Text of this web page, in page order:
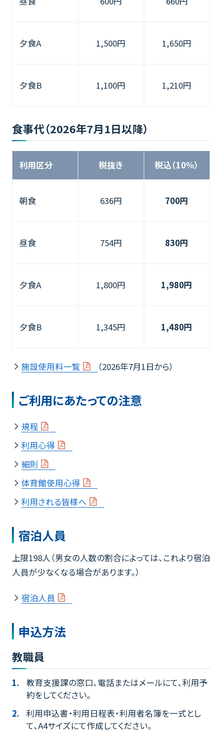
夕食A 1,500円 1,650円
夕食B 1,100円 1,210円
食事代（2026年7月1日以降）
利用区分 税抜き 税込（10％）
朝食 636円 700円
昼食 754円 830円
夕食A 1,800円 1,980円
夕食B 1,345円 1,480円
施設使用料一覧 （2026年7月1日から）
ご利用にあたっての注意
規程
利用心得
細則
体育館使用心得
利用される皆様へ
宿泊人員
上限198人（男女の人数の割合によっては、これより宿泊
人員が少なくなる場合があります。）
宿泊人員
申込方法
教職員
教育支援課の窓口、電話またはメールにて、利用予
約をしてください。
利用申込書・利用日程表・利用者名簿を一式とし
て、A4サイズにて作成してください。